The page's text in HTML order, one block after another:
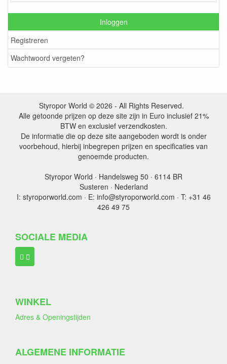
Inloggen
Registreren
Wachtwoord vergeten?
Styropor World © 2026 - All Rights Reserved.
Alle getoonde prijzen op deze site zijn in Euro inclusief 21%
BTW en exclusief verzendkosten.
De informatie die op deze site aangeboden wordt is onder
voorbehoud, hierbij inbegrepen prijzen en specificaties van
genoemde producten.
Styropor World · Handelsweg 50 · 6114 BR
Susteren · Nederland
I: styroporworld.com · E: info@styroporworld.com · T: +31 46
426 49 75
SOCIALE MEDIA
WINKEL
Adres & Openingstijden
ALGEMENE INFORMATIE